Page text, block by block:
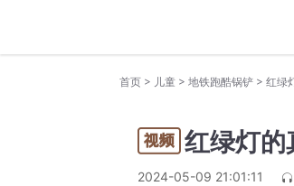
首页 > 儿童 > 地铁跑酷锅铲 > 红绿
红绿灯的
2024-05-09 21:01:11